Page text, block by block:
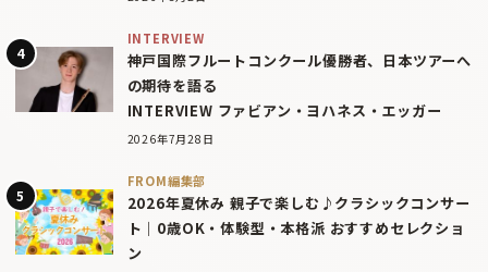
INTERVIEW
神戸国際フルートコンクール優勝者、日本ツアーへ
の期待を語る
INTERVIEW ファビアン・ヨハネス・エッガー
2026年7月28日
FROM編集部
2026年夏休み 親子で楽しむ♪クラシックコンサー
ト｜0歳OK・体験型・本格派 おすすめセレクショ
ン